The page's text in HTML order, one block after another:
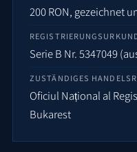
200 RON, gezeichnet
Serie B Nr. 5347049
ZUSTÄNDIGES
Oficiul Național al
Bukarest